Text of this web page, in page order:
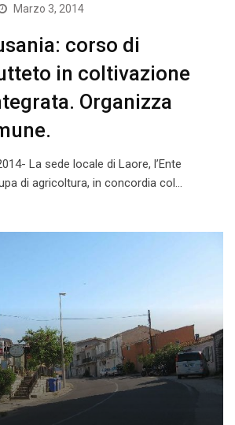
Marzo 3, 2014
corso di
in coltivazione
Organizza
La sede locale di Laore, l’Ente
di agricoltura, in concordia col…